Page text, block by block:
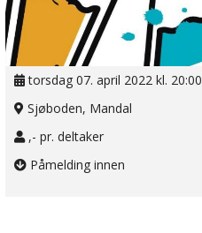
torsdag 07. april 2022 kl. 20:00
Sjøboden, Mandal
,- pr. deltaker
Påmelding innen